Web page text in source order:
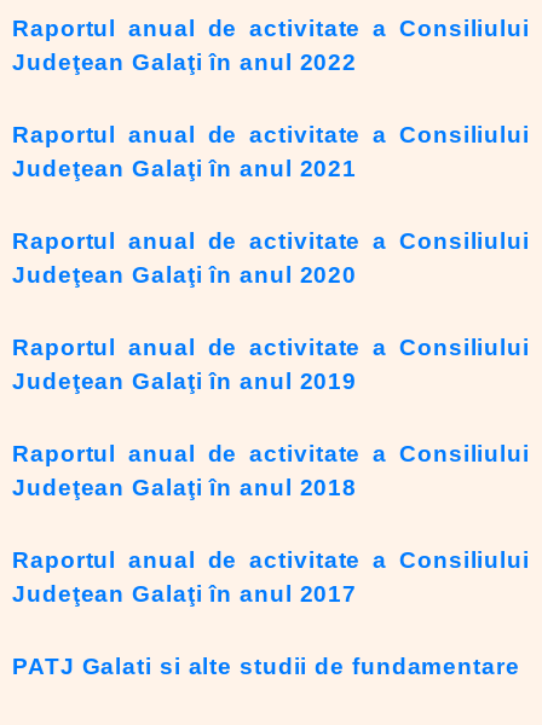
Raportul anual de activitate a Consiliului
Judeţean Galaţi în anul 2022
Raportul anual de activitate a Consiliului
Judeţean Galaţi în anul 2021
Raportul anual de activitate a Consiliului
Judeţean Galaţi în anul 2020
Raportul anual de activitate a Consiliului
Judeţean Galaţi în anul 2019
Raportul anual de activitate a Consiliului
Judeţean Galaţi în anul 2018
Raportul anual de activitate a Consiliului
Judeţean Galaţi în anul 2017
PATJ Galati si alte studii de fundamentare